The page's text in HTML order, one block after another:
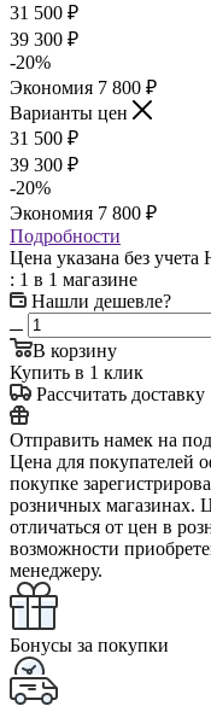
31 500 ₽
39 300 ₽
-20%
Экономия 7 800 ₽
Варианты цен
31 500 ₽
39 300 ₽
-20%
Экономия 7 800 ₽
Подробности
Цена указана без
: 1 в 1 магазине
Нашли дешевле?
В корзину
Купить в 1 клик
Рассчитать доставку
Отправить намек на
Цена для покупателей
покупке
розничных магазинах.
отличаться от цен в
возможности
менеджеру.
Бонусы за покупки